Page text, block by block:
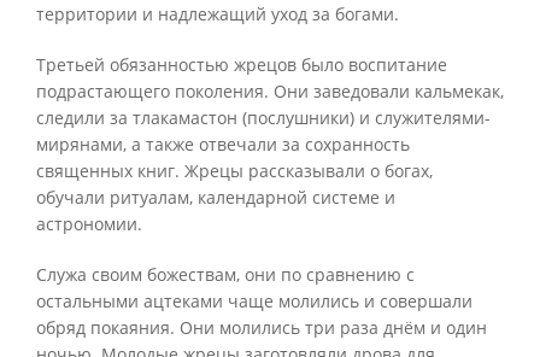
территории и надлежащий уход за богами.
Третьей обязанностью жрецов было воспитание
подрастающего поколения. Они заведовали кальмекак,
следили за тлакамастон (послушники) и служителями-
мирянами, а также отвечали за сохранность
священных книг. Жрецы рассказывали о богах,
обучали ритуалам, календарной системе и
астрономии.
Служа своим божествам, они по сравнению с
остальными ацтеками чаще молились и совершали
обряд покаяния. Они молились три раза днём и один